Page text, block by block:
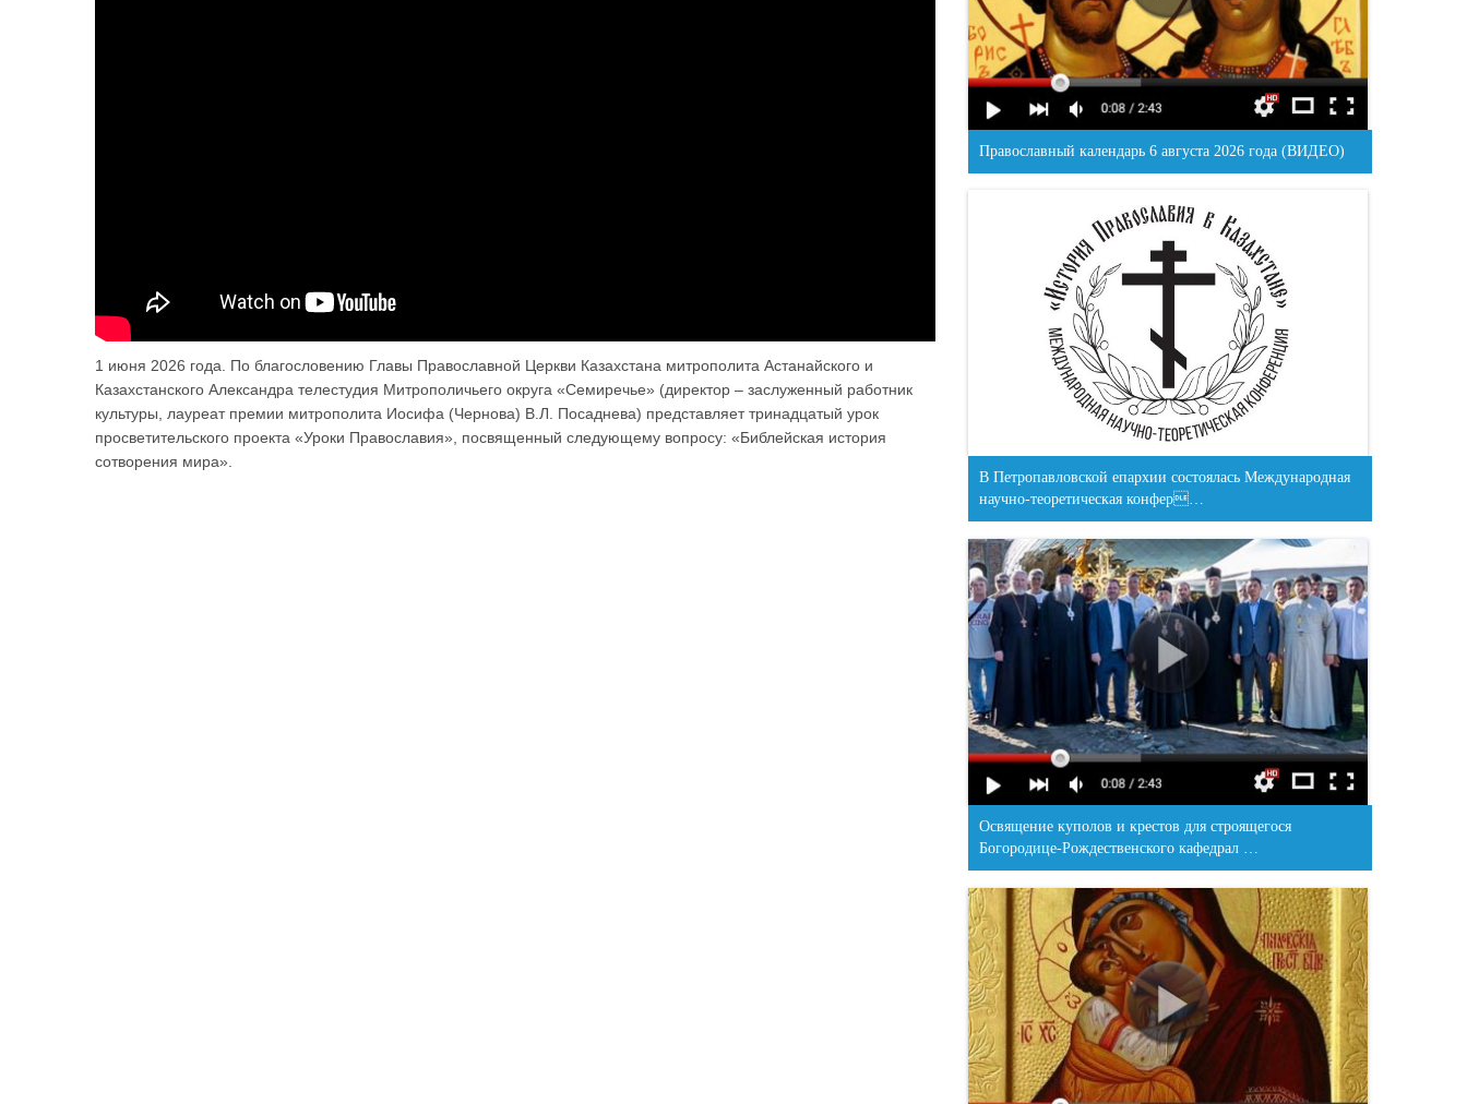
1 июня 2026 года. По благословению Главы Православной Церкви Казахстана митрополита Астанайского и
Казахстанского Александра телестудия Митрополичьего округа «Семиречье» (директор – заслуженный работник
культуры, лауреат премии митрополита Иосифа (Чернова) В.Л. Посаднева) представляет тринадцатый урок
просветительского проекта «Уроки Православия», посвященный следующему вопросу: «Библейская история
сотворения мира».
Православный календарь 6 августа 2026 года (ВИДЕО)
В Петропавловской епархии состоялась Международная
научно-теоретическая конфер…
Освящение куполов и крестов для строящегося
Богородице-Рождественского кафедрал …